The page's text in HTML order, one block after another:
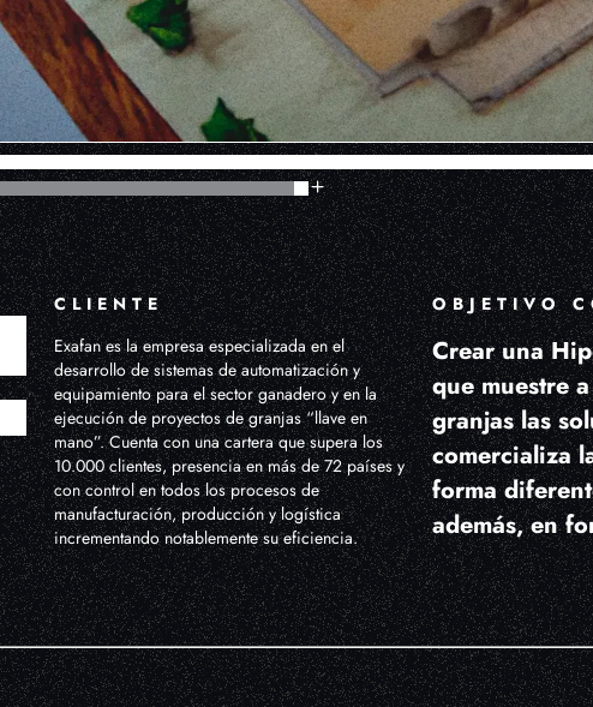
CLIENTE
Exafan es la empresa especializada en el
desarrollo de sistemas de automatización y
equipamiento para el sector ganadero y en la
ejecución de proyectos de granjas “llave en
mano”. Cuenta con una cartera que supera los
10.000 clientes, presencia en más de 72 países y
con control en todos los procesos de
manufacturación, producción y logística
incrementando notablemente su eficiencia.
OBJETIVO
Crear una
que muestre
granjas las
comercializa
forma
además, en